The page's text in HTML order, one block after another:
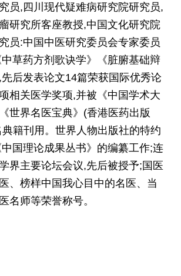
员,四川现代疑难病研究院研究员,
研究所客座教授,中国文化研究院
员:中国中医研究委员会专家委员
草药方剂歌诀学》《脏腑基础辩
后发表论文14篇荣获国际优秀论
相关医学奖项,并被《中国学术大
世界名医宝典》(香港医药出版
籍刊用。世界人物出版社的特约
国理论成果丛书》的编纂工作;连
界主要论坛会议,先后被授予;国医
、榜样中国我心目中的名医、当
名师等荣誉称号。